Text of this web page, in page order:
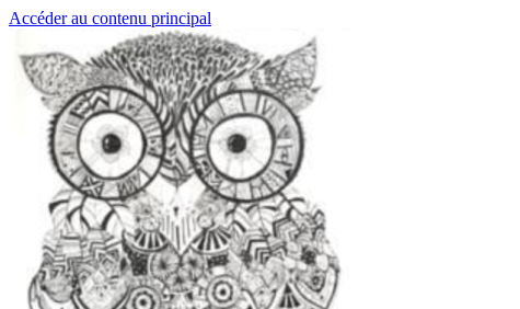
Accéder au contenu principal